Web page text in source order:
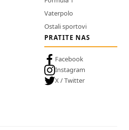
Vaterpolo
Ostali sportovi
PRATITE NAS
Facebook
Instagram
X / Twitter